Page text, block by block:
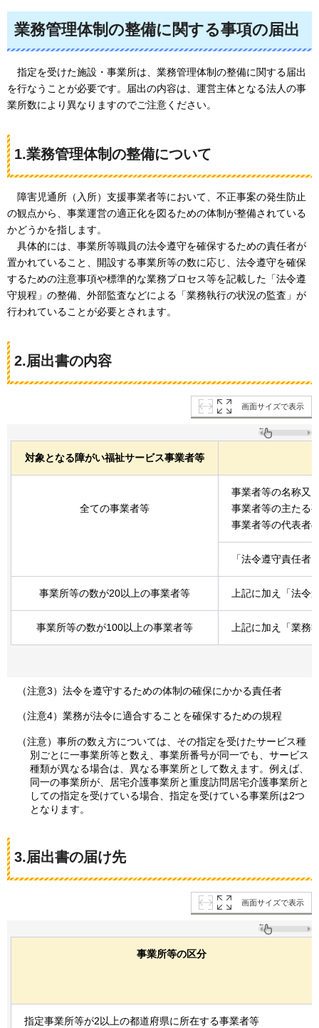
業務管理体制の整備に関する事項の届出
指定を受けた施設・事業所は、業務管理体制の整備に関する届出
を行なうことが必要です。届出の内容は、運営主体となる法人の事
業所数により異なりますのでご注意ください。
1.業務管理体制の整備について
障害児通所（入所）支援事業者等において、不正事案の発生防止
の観点から、事業運営の適正化を図るための体制が整備されている
かどうかを指します。
具体的には、事業所等職員の法令遵守を確保するための責任者が
置かれていること、開設する事業所等の数に応じ、法令遵守を確保
するための注意事項や標準的な業務プロセス等を記載した「法令遵
守規程」の整備、外部監査などによる「業務執行の状況の監査」が
行われていることが必要とされます。
2.届出書の内容
画面サイズで表示
対象となる障がい福祉サービス事業者等
全ての事業者等
事業者等の名称又
事業者等の主たる
事業者等の代表者
「法令遵守責任者
事業所等の数が20以上の事業者等 上記に加え「法令
事業所等の数が100以上の事業者等 上記に加え「業務
（注意3）法令を遵守するための体制の確保にかかる責任者
（注意4）業務が法令に適合することを確保するための規程
（注意）事所の数え方については、その指定を受けたサービス種
別ごとに一事業所等と数え、事業所番号が同一でも、サービス
種類が異なる場合は、異なる事業所として数えます。例えば、
同一の事業所が、居宅介護事業所と重度訪問居宅介護事業所と
しての指定を受けている場合、指定を受けている事業所は2つ
となります。
3.届出書の届け先
画面サイズで表示
事業所等の区分
指定事業所等が2以上の都道府県に所在する事業者等